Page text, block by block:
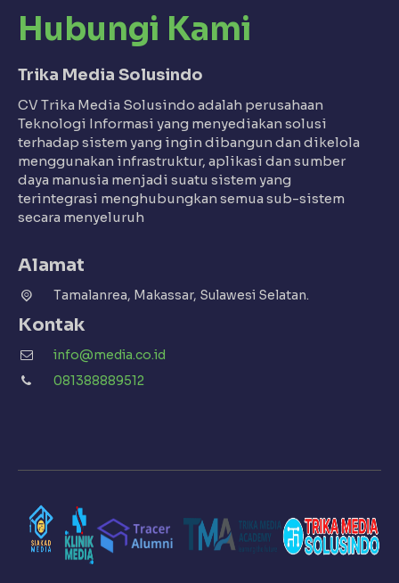
Hubungi Kami
Trika Media Solusindo
CV Trika Media Solusindo adalah perusahaan
Teknologi Informasi yang menyediakan solusi
terhadap sistem yang ingin dibangun dan dikelola
menggunakan infrastruktur, aplikasi dan sumber
daya manusia menjadi suatu sistem yang
terintegrasi menghubungkan semua sub-sistem
secara menyeluruh
Alamat
Tamalanrea, Makassar, Sulawesi Selatan.
Kontak
info@media.co.id
081388889512